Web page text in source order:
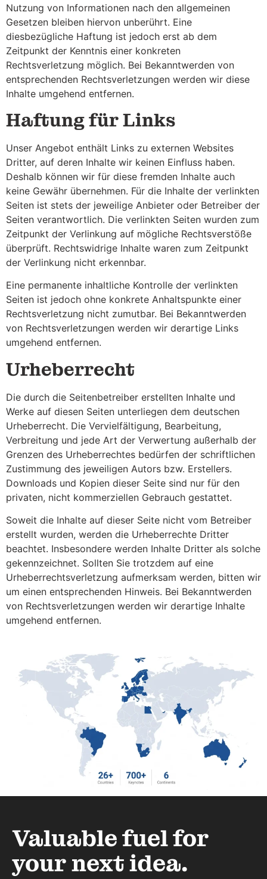
Nutzung von Informationen nach den allgemeinen
Gesetzen bleiben hiervon unberührt. Eine
diesbezügliche Haftung ist jedoch erst ab dem
Zeitpunkt der Kenntnis einer konkreten
Rechtsverletzung möglich. Bei Bekanntwerden von
entsprechenden Rechtsverletzungen werden wir diese
Inhalte umgehend entfernen.
Haftung für Links
Unser Angebot enthält Links zu externen Websites
Dritter, auf deren Inhalte wir keinen Einfluss haben.
Deshalb können wir für diese fremden Inhalte auch
keine Gewähr übernehmen. Für die Inhalte der verlinkten
Seiten ist stets der jeweilige Anbieter oder Betreiber der
Seiten verantwortlich. Die verlinkten Seiten wurden zum
Zeitpunkt der Verlinkung auf mögliche Rechtsverstöße
überprüft. Rechtswidrige Inhalte waren zum Zeitpunkt
der Verlinkung nicht erkennbar.
Eine permanente inhaltliche Kontrolle der verlinkten
Seiten ist jedoch ohne konkrete Anhaltspunkte einer
Rechtsverletzung nicht zumutbar. Bei Bekanntwerden
von Rechtsverletzungen werden wir derartige Links
umgehend entfernen.
Urheberrecht
Die durch die Seitenbetreiber erstellten Inhalte und
Werke auf diesen Seiten unterliegen dem deutschen
Urheberrecht. Die Vervielfältigung, Bearbeitung,
Verbreitung und jede Art der Verwertung außerhalb der
Grenzen des Urheberrechtes bedürfen der schriftlichen
Zustimmung des jeweiligen Autors bzw. Erstellers.
Downloads und Kopien dieser Seite sind nur für den
privaten, nicht kommerziellen Gebrauch gestattet.
Soweit die Inhalte auf dieser Seite nicht vom Betreiber
erstellt wurden, werden die Urheberrechte Dritter
beachtet. Insbesondere werden Inhalte Dritter als solche
gekennzeichnet. Sollten Sie trotzdem auf eine
Urheberrechtsverletzung aufmerksam werden, bitten wir
um einen entsprechenden Hinweis. Bei Bekanntwerden
von Rechtsverletzungen werden wir derartige Inhalte
umgehend entfernen.
Valuable fuel for
your next idea.